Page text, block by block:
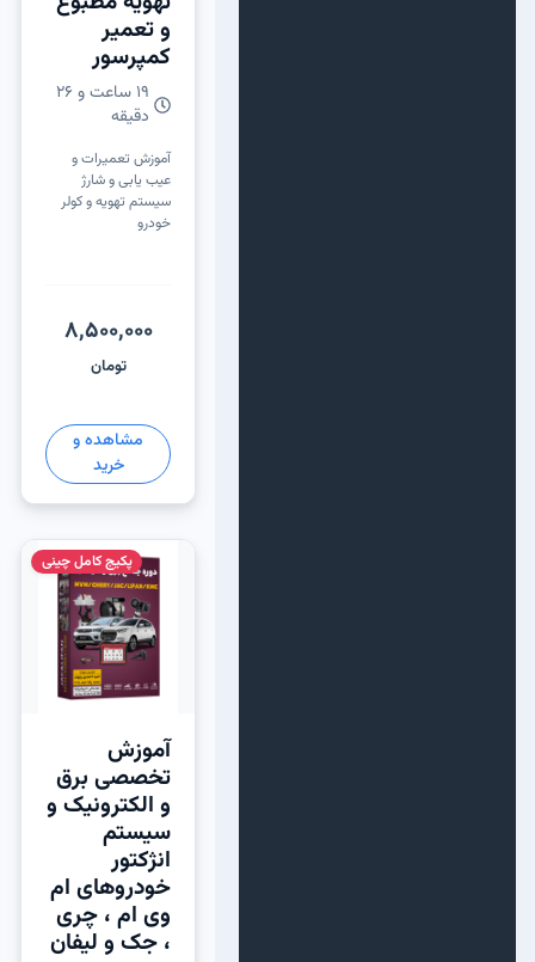
و تعمیر
کمپرسور
19 ساعت و 26
دقیقه
آموزش تعمیرات و
عیب یابی و شارژ
سیستم تهویه و کولر
خودرو
8,500,000
تومان
مشاهده و
خرید
پکیج کامل چینی
آموزش
تخصصی برق
و الکترونیک و
سیستم
انژکتور
خودروهای ام
وی ام ، چری
، جک و لیفان
سری